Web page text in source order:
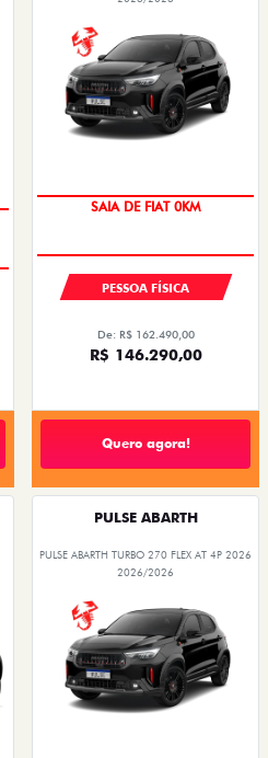
PESSOA FÍSICA
De: R$ 162.490,00
R$ 146.290,00
Quero agora!
PULSE ABARTH
PULSE ABARTH TURBO 270 FLEX AT 4P 2026
2026/2026